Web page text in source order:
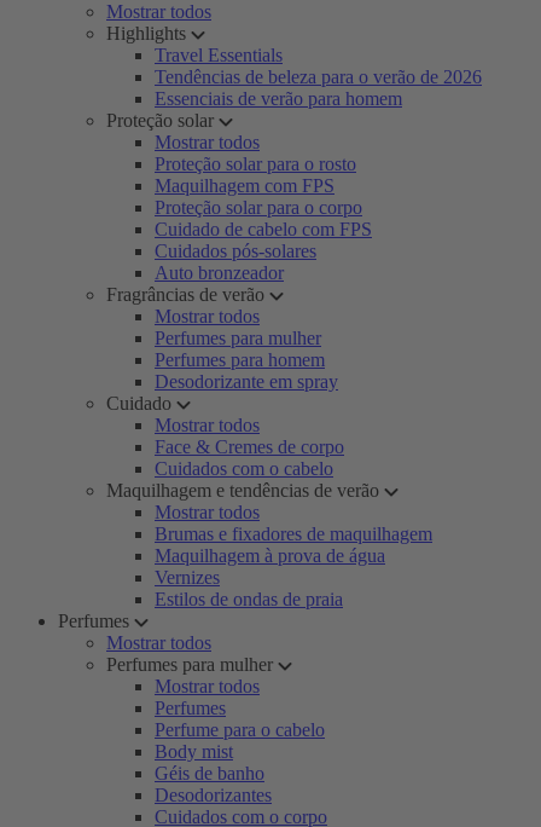
Mostrar todos
Highlights
Travel Essentials
Tendências de beleza para o verão de 2026
Essenciais de verão para homem
Proteção solar
Mostrar todos
Proteção solar para o rosto
Maquilhagem com FPS
Proteção solar para o corpo
Cuidado de cabelo com FPS
Cuidados pós-solares
Auto bronzeador
Fragrâncias de verão
Mostrar todos
Perfumes para mulher
Perfumes para homem
Desodorizante em spray
Cuidado
Mostrar todos
Face & Cremes de corpo
Cuidados com o cabelo
Maquilhagem e tendências de verão
Mostrar todos
Brumas e fixadores de maquilhagem
Maquilhagem à prova de água
Vernizes
Estilos de ondas de praia
Perfumes
Mostrar todos
Perfumes para mulher
Mostrar todos
Perfumes
Perfume para o cabelo
Body mist
Géis de banho
Desodorizantes
Cuidados com o corpo